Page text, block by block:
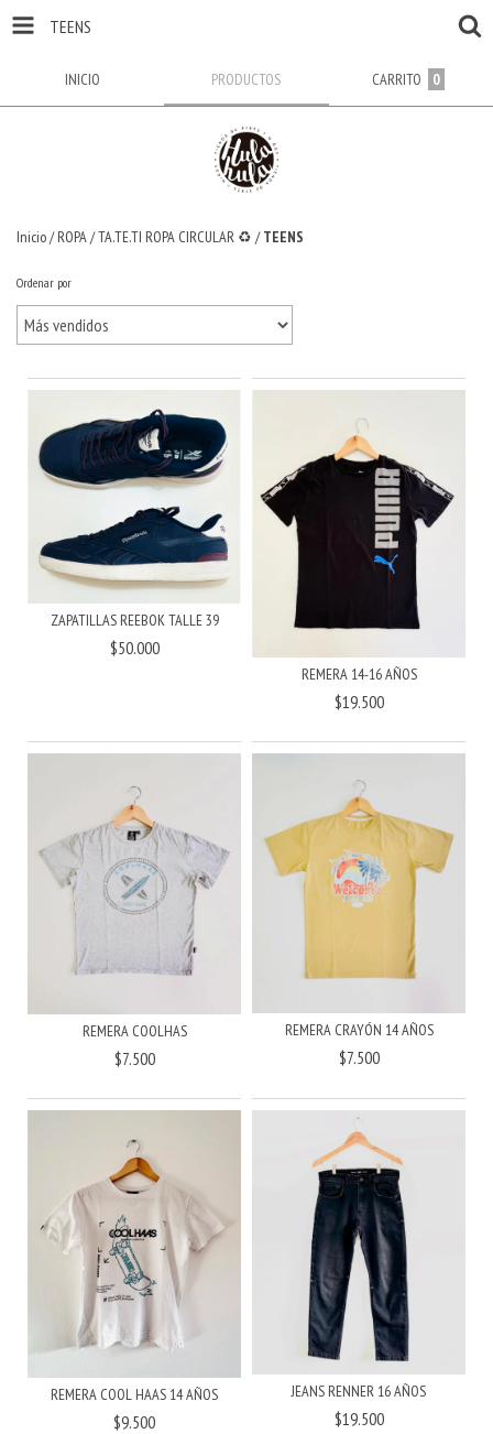
TEENS
INICIO PRODUCTOS CARRITO 0
Inicio/ ROPA/TA.TE.TI ROPA CIRCULAR ♻️ / TEENS
Ordenar por
ZAPATILLAS REEBOK TALLE 39
$50.000
REMERA 14-16 AÑOS
$19.500
REMERA COOLHAS
$7.500
REMERA CRAYÓN 14 AÑOS
$7.500
REMERA COOL HAAS 14 AÑOS
$9.500
JEANS RENNER 16 AÑOS
$19.500